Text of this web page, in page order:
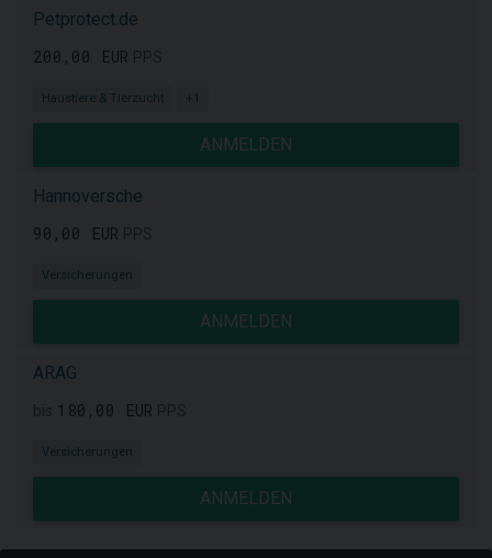
Petprotect.de
200,00 EUR
Haustiere & Tierzucht +1
ANMELDEN
Hannoversche
90,00 EUR
Versicherungen
ANMELDEN
ARAG
180,00 EUR
Versicherungen
ANMELDEN